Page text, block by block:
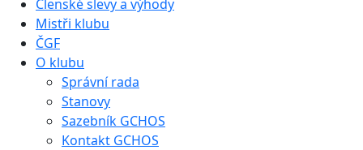
Členské slevy a výhody
Mistři klubu
ČGF
O klubu
Správní rada
Stanovy
Sazebník GCHOS
Kontakt GCHOS